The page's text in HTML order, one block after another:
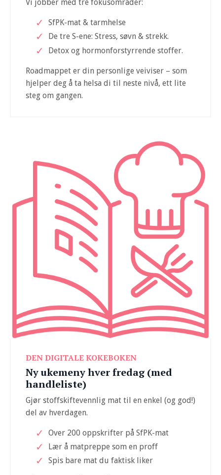
Vi jobber med tre fokusområder:
SfPK-mat & tarmhelse
De tre S-ene: Stress, søvn & strekk.
Detox og hormonforstyrrende stoffer.
Roadmappet er din personlige veiviser – som
hjelper deg å ta helsa di til neste nivå, ett lite
steg om gangen.
DEN DIGITALE KOKEBOKEN
Ny ukemeny hver fredag (med
handleliste)
Gjør stoffskiftevennlig mat til en enkel (og god!)
del av hverdagen.
Over 200 oppskrifter på SfPK-mat
Lær å matpreppe som en proff
Spis bare mat du faktisk liker